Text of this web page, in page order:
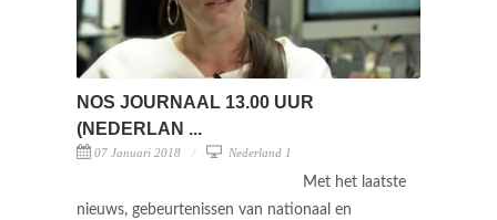
NOS JOURNAAL 13.00 UUR
(NEDERLAN ...
07 Januari 2018 Nederland 1
Met het laatste
nieuws, gebeurtenissen van nationaal en